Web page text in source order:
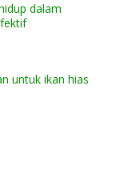
dalam
untuk ikan hias